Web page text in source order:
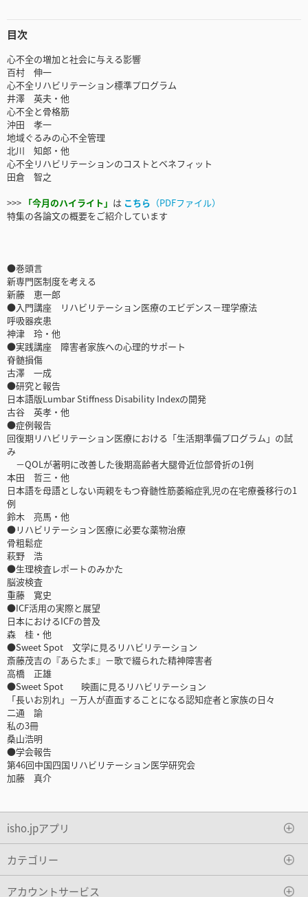
目次
心不全の増加と社会に与える影響
百村 伸一
心不全リハビリテーション標準プログラム
井澤 英夫・他
心不全と骨格筋
沖田 孝一
地域ぐるみの心不全管理
北川 知郎・他
心不全リハビリテーションのコストとベネフィット
田倉 智之
>>> 「今月のハイライト」 は こちら （PDFファイル）
特集の各論文の概要をご紹介しています
●巻頭言
新専門医制度を考える
新藤 恵一郎
●入門講座 リハビリテーション医療のエビデンス－理学療法
呼吸器疾患
神津 玲・他
●実践講座 障害者家族への心理的サポート
脊髄損傷
古澤 一成
●研究と報告
日本語版Lumbar Stiffness Disability Indexの開発
古谷 英孝・他
●症例報告
回復期リハビリテーション医療における「生活期準備プログラム」の試
み
－QOLが著明に改善した後期高齢者大腿骨近位部骨折の1例
本田 哲三・他
日本語を母語としない両親をもつ脊髄性筋萎縮症乳児の在宅療養移行の1
例
鈴木 亮馬・他
●リハビリテーション医療に必要な薬物治療
骨粗鬆症
萩野 浩
●生理検査レポートのみかた
脳波検査
重藤 寛史
●ICF活用の実際と展望
日本におけるICFの普及
森 桂・他
●Sweet Spot 文学に見るリハビリテーション
斎藤茂吉の『あらたま』－歌で綴られた精神障害者
高橋 正雄
●Sweet Spot 映画に見るリハビリテーション
「長いお別れ」－万人が直面することになる認知症者と家族の日々
二通 諭
私の3冊
桑山浩明
●学会報告
第46回中国四国リハビリテーション医学研究会
加藤 真介
isho.jpアプリ
カテゴリー
アカウントサービス